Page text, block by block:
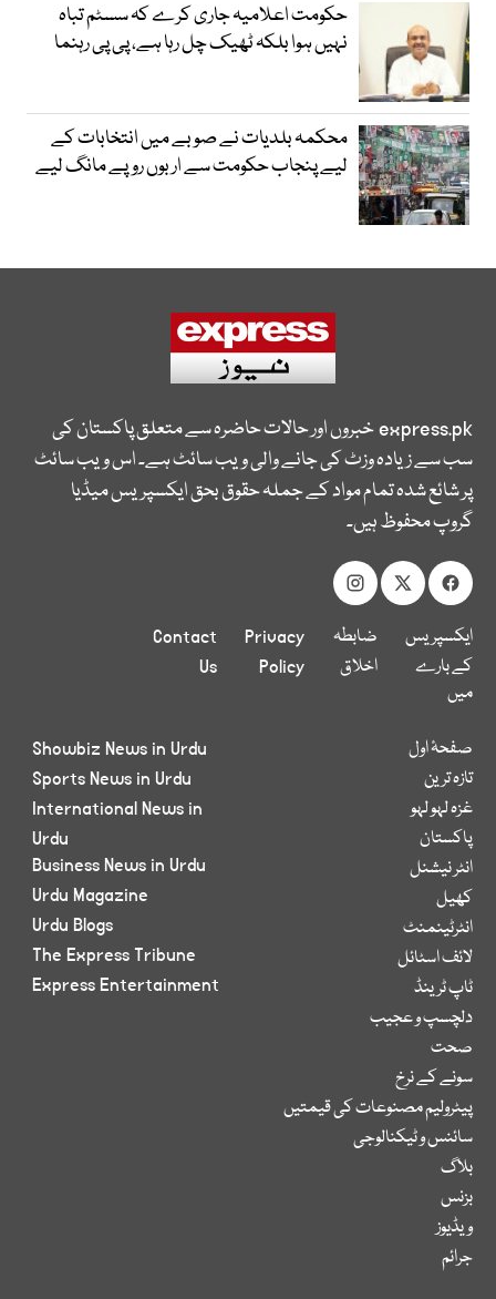
حکومت اعلامیہ جاری کرے کہ سسٹم تباہ
نہیں ہوا بلکہ ٹھیک چل رہا ہے، پی پی رہنما
محکمہ بلدیات نے صوبے میں انتخابات کے
لیے پنجاب حکومت سے اربوں روپے مانگ لیے
express.pkخبروں اور حالات حاضرہ سے متعلق پاکستان کی
سب سے زیادہ وزٹ کی جانے والی ویب سائٹ ہے۔ اس ویب سائٹ
پر شائع شدہ تمام مواد کے جملہ حقوق بحق ایکسپریس میڈیا
گروپ محفوظ ہیں۔
ایکسپریس
کے بارے
میں
ضابطہ
اخلاق
Privacy
Policy
Contact
Us
صفحۂ اول
تازہ ترین
غزہ لہو لہو
پاکستان
انٹر نیشنل
کھیل
انٹرٹینمنٹ
لائف اسٹائل
ٹاپ ٹرینڈ
دلچسپ و عجیب
صحت
سونے کے نرخ
پیٹرولیم مصنوعات کی قیمتیں
سائنس و ٹیکنالوجی
بلاگ
بزنس
ویڈیوز
جرائم
Showbiz News in Urdu
Sports News in Urdu
International News in
Urdu
Business News in Urdu
Urdu Magazine
Urdu Blogs
The Express Tribune
Express Entertainment